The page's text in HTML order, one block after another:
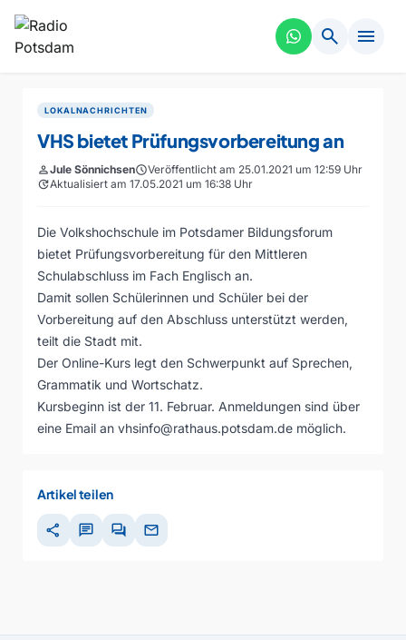
search menu
LOKALNACHRICHTEN
VHS bietet Prüfungsvorbereitung an
personJule SönnichsenscheduleVeröffentlicht am 25.01.2021 um 12:59 Uhr
updateAktualisiert am 17.05.2021 um 16:38 Uhr
Die Volkshochschule im Potsdamer Bildungsforum
bietet Prüfungsvorbereitung für den Mittleren
Schulabschluss im Fach Englisch an.
Damit sollen Schülerinnen und Schüler bei der
Vorbereitung auf den Abschluss unterstützt werden,
teilt die Stadt mit.
Der Online-Kurs legt den Schwerpunkt auf Sprechen,
Grammatik und Wortschatz.
Kursbeginn ist der 11. Februar. Anmeldungen sind über
eine Email an vhsinfo@rathaus.potsdam.de möglich.
Artikel teilen
share chat forum mail